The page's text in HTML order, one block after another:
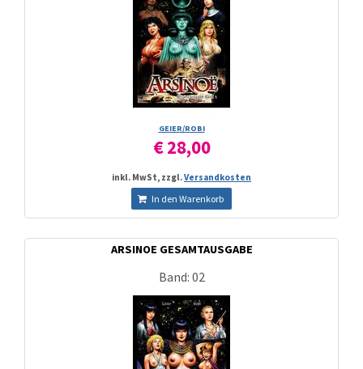
GEIER/­ROBI
€ 28,00
inkl. MwSt, zzgl.Versandkosten
In den Warenkorb
ARSINOE GESAMTAUSGABE
Band: 02